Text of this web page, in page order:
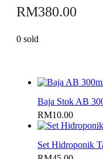
RM380.00
0 sold
Baja Stok AB
RM10.00
Set Hidroponik